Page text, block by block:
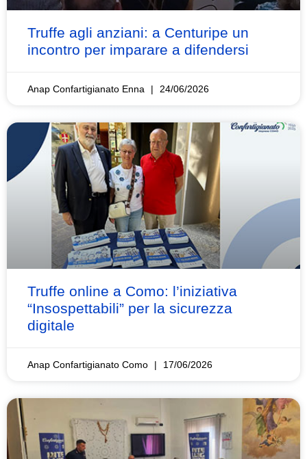
Truffe agli anziani: a Centuripe un
incontro per imparare a difendersi
Anap Confartigianato Enna 24/06/2026
Truffe online a Como: l’iniziativa
“Insospettabili” per la sicurezza
digitale
Anap Confartigianato Como 17/06/2026